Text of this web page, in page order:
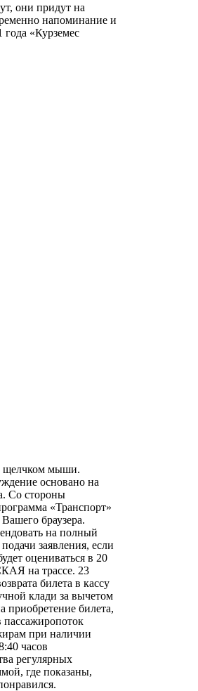
они придут на
напоминание и
«Курземес
щелчком мыши.
основано на
Со стороны
«Транспорт»
браузера.
на полный
заявления, если
оцениваться в 20
на трассе. 23
билета в кассу
клади за вычетом
приобретение билета,
пассажиропоток
при наличии
часов
регулярных
где показаны,